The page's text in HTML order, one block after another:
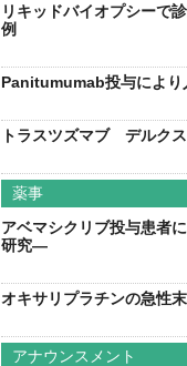
リキッドバイオプシーで
例
Panitumumab投与により
トラスツズマブ デルク
薬事
アベマシクリブ投与患者
研究―
オキサリプラチンの急性
アナウンスメント